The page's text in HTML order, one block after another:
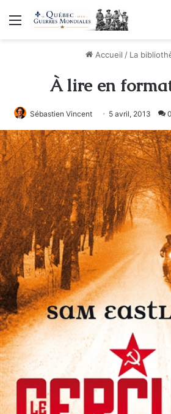
Menu
Accueil / La
À lire en
Sébastien Vincent 5 avril, 2013 0